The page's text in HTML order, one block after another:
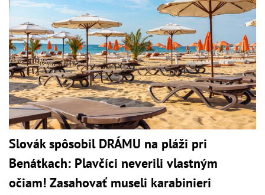
Slovák spôsobil DRÁMU na pláži pri
Benátkach: Plavčíci neverili vlastným
očiam! Zasahovať museli karabinieri